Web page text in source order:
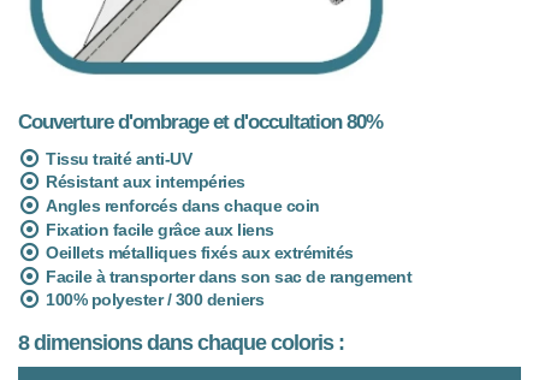
Couverture d'ombrage et d'occultation 80%
Tissu traité anti-UV
Résistant aux intempéries
Angles renforcés dans chaque coin
Fixation facile grâce aux liens
Oeillets métalliques fixés aux extrémités
Facile à transporter dans son sac de rangement
100% polyester / 300 deniers
8 dimensions dans chaque coloris :